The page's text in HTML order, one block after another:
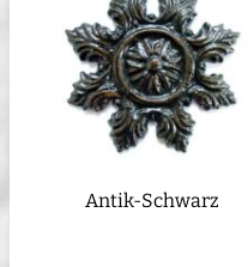
Antik-Schwarz